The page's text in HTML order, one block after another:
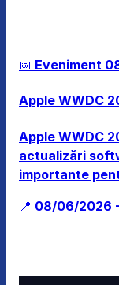
📅 Eveniment
Apple WWDC
Apple WWDC
actualizări
importante
📍 08/06/2026